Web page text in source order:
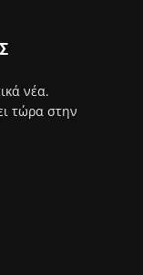
νέα.
τώρα στην